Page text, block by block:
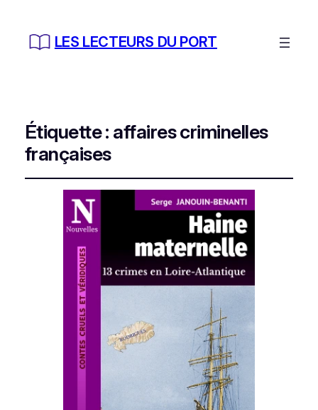
LES LECTEURS DU PORT
Étiquette : affaires criminelles
françaises